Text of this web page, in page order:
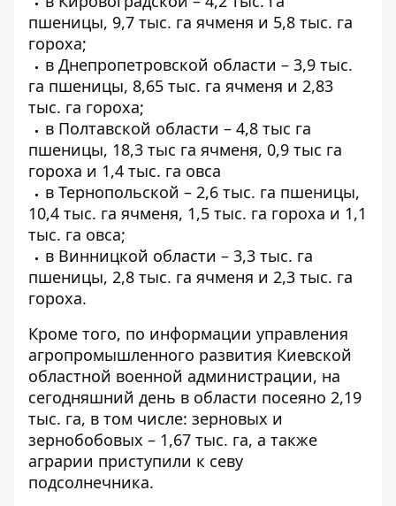
пшеницы, 9,7 тыс. га ячменя и 5,8 тыс. га
гороха;
в Днепропетровской области – 3,9 тыс.
га пшеницы, 8,65 тыс. га ячменя и 2,83
тыс. га гороха;
в Полтавской области – 4,8 тыс га
пшеницы, 18,3 тыс га ячменя, 0,9 тыс га
гороха и 1,4 тыс. га овса
в Тернопольской – 2,6 тыс. га пшеницы,
10,4 тыс. га ячменя, 1,5 тыс. га гороха и 1,1
тыс. га овса;
в Винницкой области – 3,3 тыс. га
пшеницы, 2,8 тыс. га ячменя и 2,3 тыс. га
гороха.
Кроме того, по информации управления
агропромышленного развития Киевской
областной военной администрации, на
сегодняшний день в области посеяно 2,19
тыс. га, в том числе: зерновых и
зернобобовых – 1,67 тыс. га, а также
аграрии приступили к севу
подсолнечника.